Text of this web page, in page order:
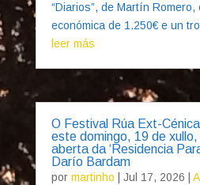
“Diarios”, de Martín Romero,
económica de 1.250€ e un
leer más
O Festival Rúa Ext-
este domingo, 19 de
aberta da ‘Residencia
Darío Bardam
por martinho Jul 17, 2026